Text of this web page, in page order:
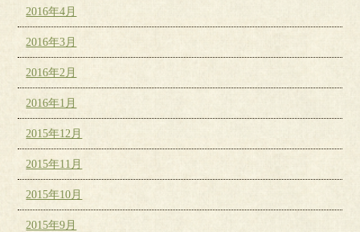
2016年4月
2016年3月
2016年2月
2016年1月
2015年12月
2015年11月
2015年10月
2015年9月